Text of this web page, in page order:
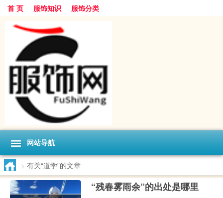
首 页 服饰知识 服饰分类
网站导航
> 有关“道学”的文章
“残春雾雨余”的出处是哪里